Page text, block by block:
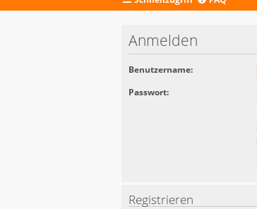
Anmelden
Benutzername:
Passwort:
Registrieren